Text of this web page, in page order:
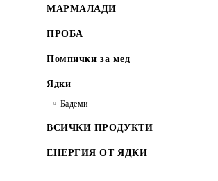
МАРМАЛАДИ
ПРОБА
Помпички за мед
Ядки
Бадеми
ВСИЧКИ ПРОДУКТИ
ЕНЕРГИЯ ОТ ЯДКИ